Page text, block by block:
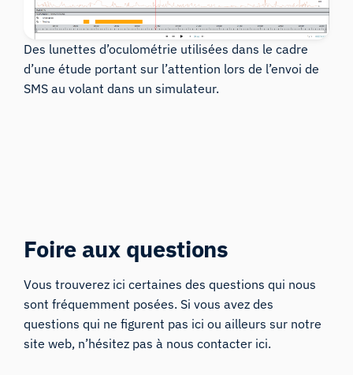
Des lunettes d’oculométrie utilisées dans le cadre
d’une étude portant sur l’attention lors de l’envoi de
SMS au volant dans un simulateur.
Foire aux questions
Vous trouverez ici certaines des questions qui nous
sont fréquemment posées. Si vous avez des
questions qui ne figurent pas ici ou ailleurs sur notre
site web, n’hésitez pas à nous contacter ici.